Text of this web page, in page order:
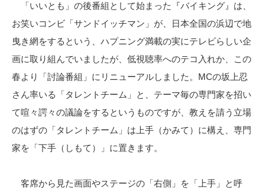
「いいとも」の後番組として始まった『バイキング』は、
お笑いコンビ「サンドイッチマン」が、日本全国の浜辺で地
曳き網をするという、ハプニング満載の実にテレビらしい企
画に取り組んでいましたが、低視聴率へのテコ入れか、この
春より「討論番組」にリニューアルしました。MCの坂上忍
さん率いる「タレントチーム」と、テーマ毎の専門家を招い
て喧々諤々の議論をするというものですが、教えを請う立場
のはずの「タレントチーム」は上手（かみて）に構え、専門
家を「下手（しもて）」に置きます。
客席から見た画面やステージの「右側」を「上手」と呼